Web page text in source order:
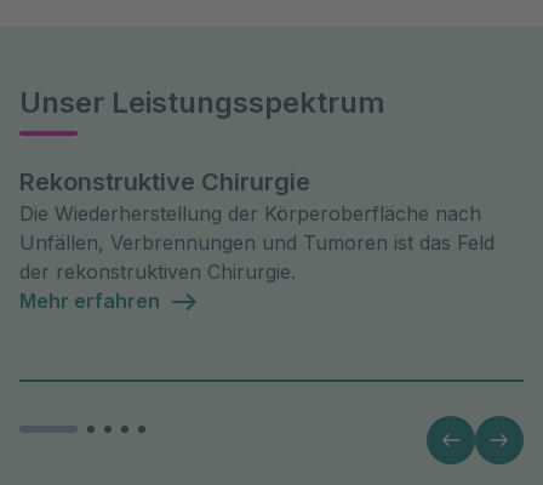
Unser Leistungsspektrum
Rekonstruktive Chirurgie
Die Wiederherstellung der Körperoberfläche nach
Unfällen, Verbrennungen und Tumoren ist das Feld
der rekonstruktiven Chirurgie.
Mehr erfahren